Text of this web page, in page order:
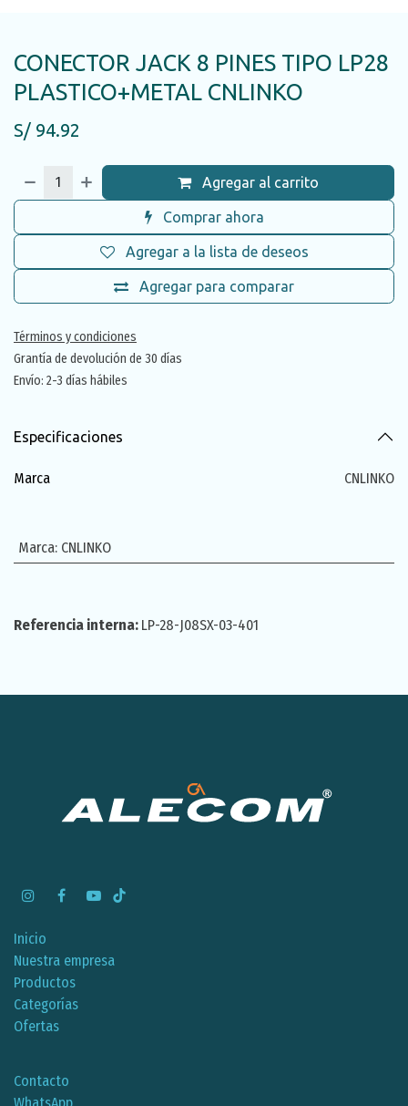
CONECTOR JACK 8 PINES TIPO LP28
PLASTICO+METAL CNLINKO
S/ 94.92
Agregar al carrito
Comprar ahora
Agregar para comparar
Agregar a la lista de deseos
Términos y condiciones
Grantía de devolución de 30 días
Envío: 2-3 días hábiles
Especificaciones
Marca CNLINKO
Marca: CNLINKO
Referencia interna: LP-28-J08SX-03-401
Inicio
Nuestra empresa
Productos
Categorías
Ofertas
Contacto